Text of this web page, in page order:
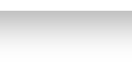
elk moment wijzigen of
voor een betere en meer
werkt. Ook gebruiken we